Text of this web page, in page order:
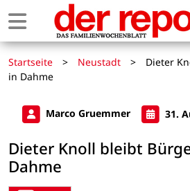
Startseite > Neustadt >
Dieter
in Dahme
Marco Gruemmer 31.
Dieter Knoll bleibt
Dahme